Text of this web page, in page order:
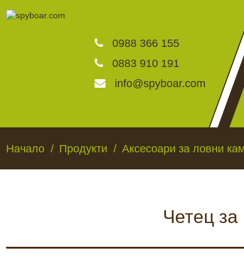
0988 366 155
0883 910 191
info@spyboar.com
Ловни камери
Камери за
Начало Продукти Аксесоари за ловни
Четец